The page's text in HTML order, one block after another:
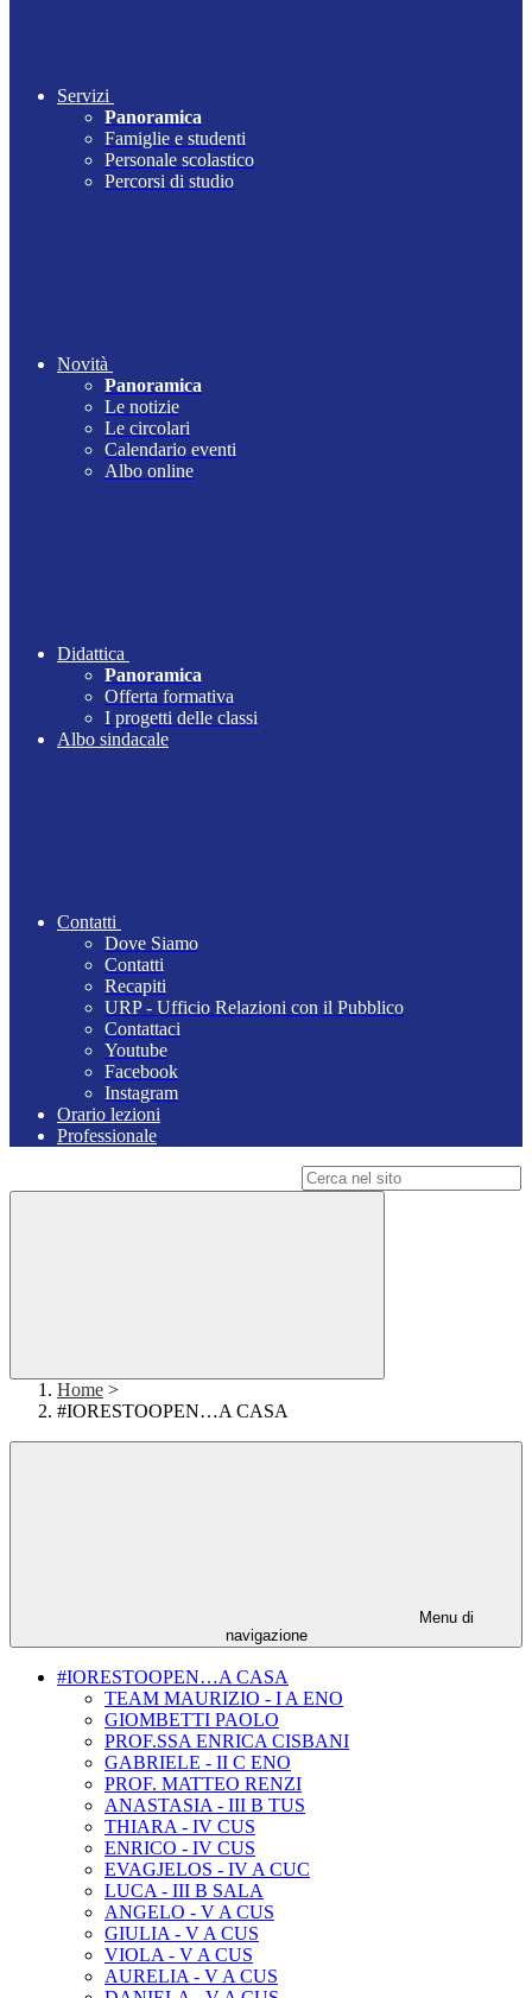
Servizi
Panoramica
Famiglie e studenti
Personale scolastico
Percorsi di studio
Novità
Panoramica
Le notizie
Le circolari
Calendario eventi
Albo online
Didattica
Panoramica
Offerta formativa
I progetti delle classi
Albo sindacale
Contatti
Dove Siamo
Contatti
Recapiti
URP - Ufficio Relazioni con il Pubblico
Contattaci
Youtube
Facebook
Instagram
Orario lezioni
Professionale
Home >
#IORESTOOPEN…A CASA
Menu di
navigazione
#IORESTOOPEN…A CASA
TEAM MAURIZIO - I A ENO
GIOMBETTI PAOLO
PROF.SSA ENRICA CISBANI
GABRIELE - II C ENO
PROF. MATTEO RENZI
ANASTASIA - III B TUS
THIARA - IV CUS
ENRICO - IV CUS
EVAGJELOS - IV A CUC
LUCA - III B SALA
ANGELO - V A CUS
GIULIA - V A CUS
VIOLA - V A CUS
AURELIA - V A CUS